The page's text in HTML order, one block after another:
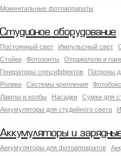
Моментальные фотоаппараты
Студийное оборудование
Постоянный свет Импульсный свет
Стойки
Фотозонты Отражатели и
Генераторы спецэффектов
Патроны
Ролики
Системы крепления
Лампы и колбы
Насадки
Сумки для
Аккумуляторы для студийного света
Аккумуляторы и
Аккумуляторы для фотоаппаратов